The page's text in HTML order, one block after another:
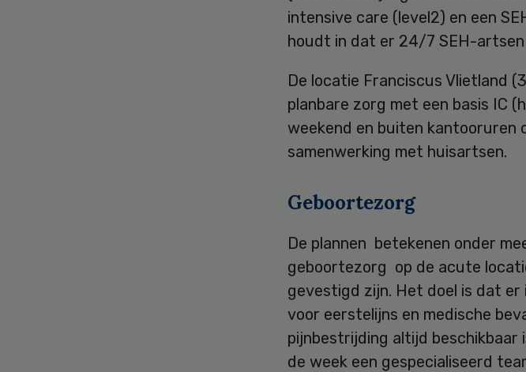
intensive care (level2) en een
houdt in dat er 24/7 SEH-artsen
De locatie Franciscus Vlietland
planbare zorg met een basis IC
weekend en buiten kantooruren
samenwerking met huisartsen.
Geboortezorg
De plannen betekenen onder
geboortezorg op de acute
gevestigd zijn. Het doel is dat er
voor eerstelijns en medische
pijnbestrijding altijd beschikbaar
de week een gespecialiseerd